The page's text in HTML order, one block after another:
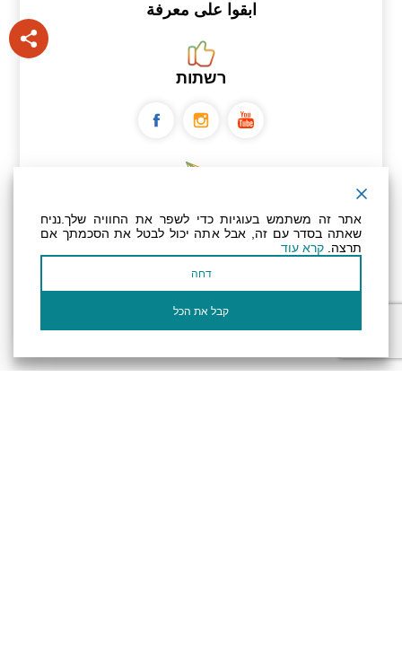
ابقوا على معرفة
רשתות
عنوان بريدك الإلكتروني
أؤكد أنني قرأت وأوافق على سياسةالخصوصية
وسياسة ملفات تعريف الارتباط الخاصة
אתר זה משתמש בעוגיות כדי לשפר את החוויה שלך.נניח
שאתה בסדר עם זה, אבל אתה יכול לבטל את הסכמתך אם
תרצה. קרא עוד
דחה
קבל את הכל